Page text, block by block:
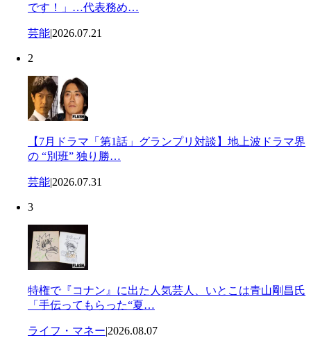
です！」…代表務め…
芸能|2026.07.21
2
【7月ドラマ「第1話」グランプリ対談】地上波ドラマ界
の “別班” 独り勝…
芸能|2026.07.31
3
特権で『コナン』に出た人気芸人、いとこは青山剛昌氏
「手伝ってもらった“夏…
ライフ・マネー|2026.08.07